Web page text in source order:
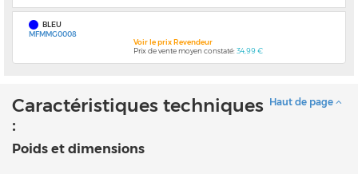
BLEU
MFMMG0008
Voir le prix Revendeur
Prix de vente moyen constaté:34,99 €
Haut de page
Caractéristiques techniques
:
Poids et dimensions